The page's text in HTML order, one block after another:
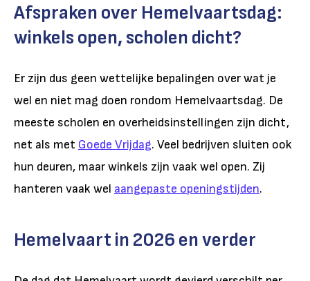
Afspraken over Hemelvaartsdag:
winkels open, scholen dicht?
Er zijn dus geen wettelijke bepalingen over wat je
wel en niet mag doen rondom Hemelvaartsdag. De
meeste scholen en overheidsinstellingen zijn dicht,
net als met Goede Vrijdag. Veel bedrijven sluiten ook
hun deuren, maar winkels zijn vaak wel open. Zij
hanteren vaak wel aangepaste openingstijden.
Hemelvaart in 2026 en verder